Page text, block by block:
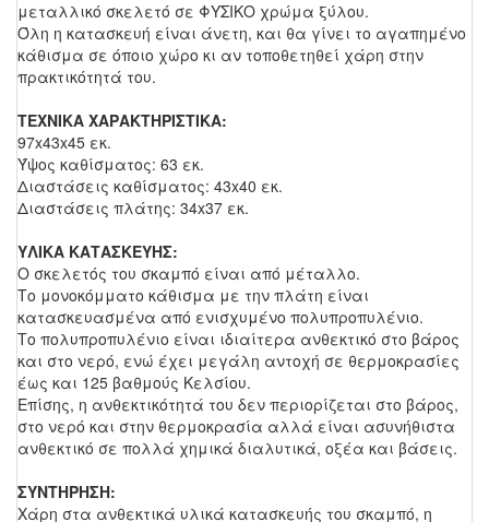
μεταλλικό σκελετό σε ΦΥΣΙΚΟ χρώμα ξύλου.
Όλη η κατασκευή είναι άνετη, και θα γίνει το αγαπημένο
κάθισμα σε όποιο χώρο κι αν τοποθετηθεί χάρη στην
πρακτικότητά του.
ΤΕΧΝΙΚΑ ΧΑΡΑΚΤΗΡΙΣΤΙΚΑ:
97x43x45 εκ.
Ύψος καθίσματος: 63 εκ.
Διαστάσεις καθίσματος: 43x40 εκ.
Διαστάσεις πλάτης: 34x37 εκ.
ΥΛΙΚΑ ΚΑΤΑΣΚΕΥΗΣ:
Ο σκελετός του σκαμπό είναι από μέταλλο.
Το μονοκόμματο κάθισμα με την πλάτη είναι
κατασκευασμένα από ενισχυμένο πολυπροπυλένιο.
Το πολυπροπυλένιο είναι ιδιαίτερα ανθεκτικό στο βάρος
και στο νερό, ενώ έχει μεγάλη αντοχή σε θερμοκρασίες
έως και 125 βαθμούς Κελσίου.
Επίσης, η ανθεκτικότητά του δεν περιορίζεται στο βάρος,
στο νερό και στην θερμοκρασία αλλά είναι ασυνήθιστα
ανθεκτικό σε πολλά χημικά διαλυτικά, οξέα και βάσεις.
ΣΥΝΤΗΡΗΣΗ:
Χάρη στα ανθεκτικά υλικά κατασκευής του σκαμπό, η